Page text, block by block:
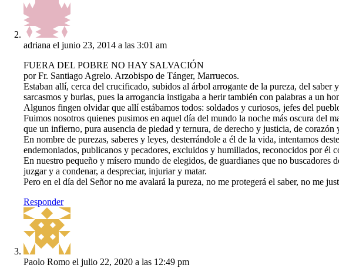
adriana el junio 23, 2014 a las 3:01 am
FUERA DEL POBRE NO HAY SALVACIÓN
por Fr. Santiago Agrelo. Arzobispo de Tánger, Marruecos.
Estaban allí, cerca del crucificado, subidos al árbol arrogante de la pureza, del
sarcasmos y burlas, pues la arrogancia instigaba a herir también con palabras a un
Algunos fingen olvidar que allí estábamos todos: soldados y curiosos, jefes del
Fuimos nosotros quienes pusimos en aquel día del mundo la noche más oscura del
que un infierno, pura ausencia de piedad y ternura, de derecho y justicia, de corazón
En nombre de purezas, saberes y leyes, desterrándole a él de la vida, intentamos
endemoniados, publicanos y pecadores, excluidos y humillados, reconocidos por él
En nuestro pequeño y mísero mundo de elegidos, de guardianes que no
juzgar y a condenar, a despreciar, injuriar y matar.
Pero en el día del Señor no me avalará la pureza, no me protegerá el saber, no me
Responder
Paolo Romo el julio 22, 2020 a las 12:49 pm